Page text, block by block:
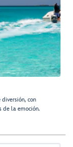
con
de la emoción.